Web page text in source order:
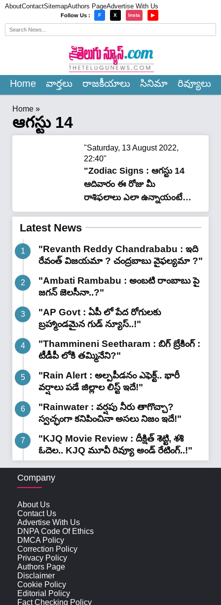
AboutContactSitemapAuthors PageAdvertise With Us
Follow Us : F X Insta ▶
Home వార్త‌లు రాజ‌కీయాలు సినిమా రివ్యూలు
Home »
ఆగస్టు 14
"Saturday, 13 August 2022,
22:40"
"Zodiac Signs : ఆగస్టు 14
ఆదివారం ఈ రోజు మీ
రాశిఫ‌లాలు ఎలా ఉన్నాయంటే
.?"
Latest News
"Revanth Reddy Chandrababu : ఇది
రేవంత్ విజయమా ? చంద్రబాబు వైఫల్యమా ?"
"Ambati Rambabu : అంబటి రాంబాబు పై
జగన్ జెలసీనా..?"
"AP Govt : ఏపీ లో పేద రోగులకు
బ్రహ్మాండమైన గుడ్ న్యూస్..!"
"Thammineni Seetharam : బిగ్ బ్రేకింగ్ :
టీడీపీ లోకి తమ్మినేని?"
"Rain Alert : అల్పపీడనం ఎఫెక్ట్.. భారీ
వర్షాలు పడే జిల్లాల లిస్ట్ ఇదే!"
"Rainwater : వర్షపు నీరు తాగొచ్చా?
స్వచ్ఛంగా కనిపించినా అసలు నిజం ఇదే!"
"KJQ Movie Review : దీక్షిత్ శెట్టి, శశి
ఓదెల.. KJQ మూవీ రివ్యూ అండ్ రేటింగ్‌..!"
Company
About Us
Contact Us
Advertise With Us
DNPA Code Of Ethics
DMCA Policy
Correction Policy
Privacy Policy
Authors Page
Disclaimer
Cookie Policy
Editorial Policy
Fact Checking Policy